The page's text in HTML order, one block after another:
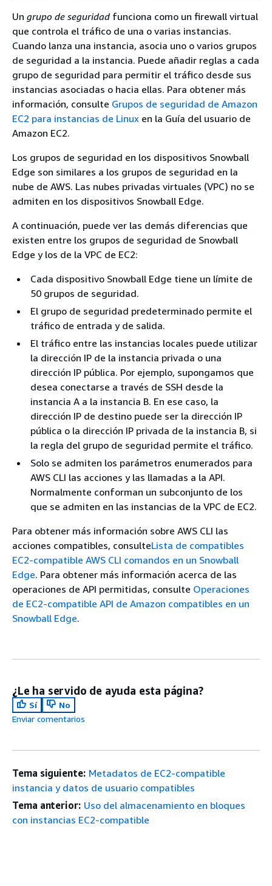
Un grupo de seguridad funciona como un firewall virtual
que controla el tráfico de una o varias instancias.
Cuando lanza una instancia, asocia uno o varios grupos
de seguridad a la instancia. Puede añadir reglas a cada
grupo de seguridad para permitir el tráfico desde sus
instancias asociadas o hacia ellas. Para obtener más
información, consulte Grupos de seguridad de Amazon
EC2 para instancias de Linux en la Guía del usuario de
Amazon EC2.
Los grupos de seguridad en los dispositivos Snowball
Edge son similares a los grupos de seguridad en la
nube de AWS. Las nubes privadas virtuales (VPC) no se
admiten en los dispositivos Snowball Edge.
A continuación, puede ver las demás diferencias que
existen entre los grupos de seguridad de Snowball
Edge y los de la VPC de EC2:
Cada dispositivo Snowball Edge tiene un límite de
50 grupos de seguridad.
El grupo de seguridad predeterminado permite el
tráfico de entrada y de salida.
El tráfico entre las instancias locales puede utilizar
la dirección IP de la instancia privada o una
dirección IP pública. Por ejemplo, supongamos que
desea conectarse a través de SSH desde la
instancia A a la instancia B. En ese caso, la
dirección IP de destino puede ser la dirección IP
pública o la dirección IP privada de la instancia B, si
la regla del grupo de seguridad permite el tráfico.
Solo se admiten los parámetros enumerados para
AWS CLI las acciones y las llamadas a la API.
Normalmente conforman un subconjunto de los
que se admiten en las instancias de la VPC de EC2.
Para obtener más información sobre AWS CLI las
acciones compatibles, consulteLista de compatibles
EC2-compatible AWS CLI comandos en un Snowball
Edge. Para obtener más información acerca de las
operaciones de API permitidas, consulte Operaciones
de EC2-compatible API de Amazon compatibles en un
Snowball Edge.
¿Le ha servido de ayuda esta página?
Sí
No
Enviar comentarios
Tema siguiente: Metadatos de EC2-compatible
instancia y datos de usuario compatibles
Tema anterior: Uso del almacenamiento en bloques
con instancias EC2-compatible